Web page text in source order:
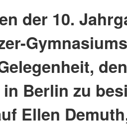
der 10.
Berlin zu
Ellen